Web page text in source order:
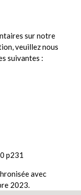
sur notre
veuillez nous
suivantes :
p231
avec
2023.